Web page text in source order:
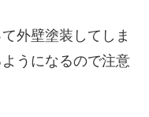
外壁塗装してしま
うになるので注意